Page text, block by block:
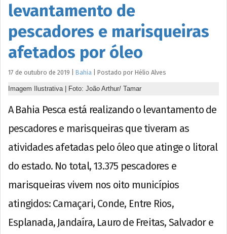
levantamento de
pescadores e marisqueiras
afetados por óleo
17 de outubro de 2019 Bahia Postado por Hélio Alves
Imagem Ilustrativa | Foto: João Arthur/ Tamar
A Bahia Pesca está realizando o levantamento de
pescadores e marisqueiras que tiveram as
atividades afetadas pelo óleo que atinge o litoral
do estado. No total, 13.375 pescadores e
marisqueiras vivem nos oito municípios
atingidos: Camaçari, Conde, Entre Rios,
Esplanada, Jandaíra, Lauro de Freitas, Salvador e